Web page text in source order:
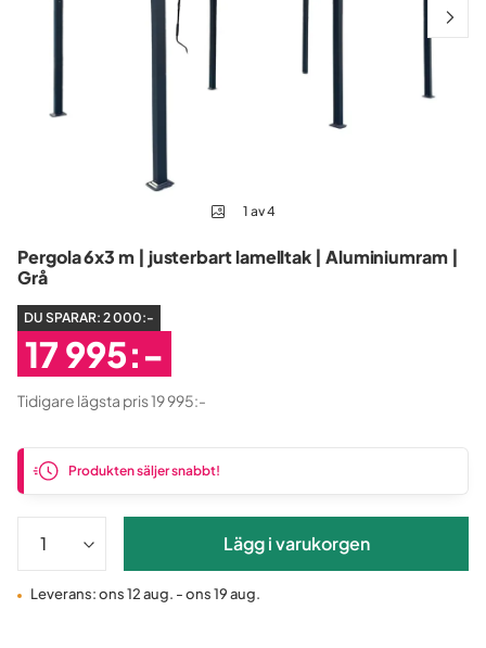
1 av 4
Pergola 6x3 m | justerbart lamelltak | Aluminiumram |
Grå
DU SPARAR: 2 000:-
Rabatterat
Pris
17 995:-
Tidigare lägsta pris 19 995:-
Produkten säljer snabbt!
Lägg i varukorgen
Leverans: ons 12 aug. - ons 19 aug.